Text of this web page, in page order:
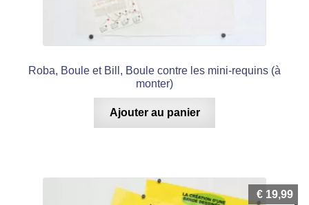
Roba, Boule et Bill, Boule contre les mini-requins (à
monter)
Ajouter au panier
€ 19,99